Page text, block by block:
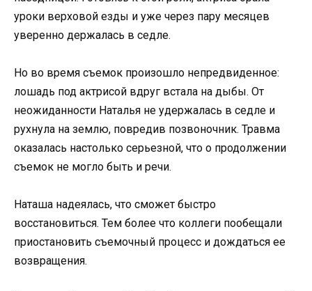
уроки верховой езды и уже через пару месяцев
уверенно держалась в седле.
Но во время съемок произошло непредвиденное:
лошадь под актрисой вдруг встала на дыбы. От
неожиданности Наталья не удержалась в седле и
рухнула на землю, повредив позвоночник. Травма
оказалась настолько серьезной, что о продолжении
съемок не могло быть и речи.
Наташа надеялась, что сможет быстро
восстановиться. Тем более что коллеги пообещали
приостановить съемочный процесс и дождаться ее
возвращения.